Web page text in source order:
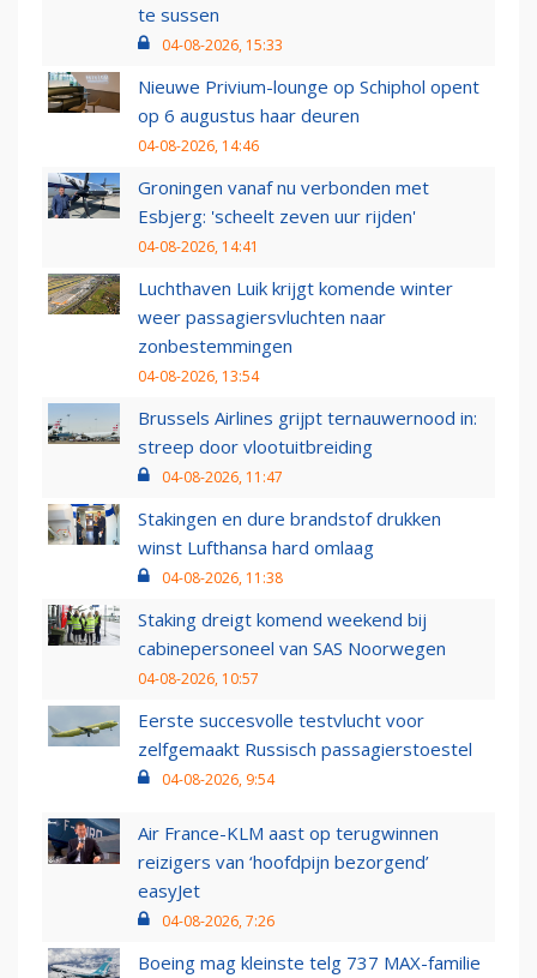
te sussen
04-08-2026, 15:33
Nieuwe Privium-lounge op Schiphol opent
op 6 augustus haar deuren
04-08-2026, 14:46
Groningen vanaf nu verbonden met
Esbjerg: 'scheelt zeven uur rijden'
04-08-2026, 14:41
Luchthaven Luik krijgt komende winter
weer passagiersvluchten naar
zonbestemmingen
04-08-2026, 13:54
Brussels Airlines grijpt ternauwernood in:
streep door vlootuitbreiding
04-08-2026, 11:47
Stakingen en dure brandstof drukken
winst Lufthansa hard omlaag
04-08-2026, 11:38
Staking dreigt komend weekend bij
cabinepersoneel van SAS Noorwegen
04-08-2026, 10:57
Eerste succesvolle testvlucht voor
zelfgemaakt Russisch passagierstoestel
04-08-2026, 9:54
Air France-KLM aast op terugwinnen
reizigers van ‘hoofdpijn bezorgend’
easyJet
04-08-2026, 7:26
Boeing mag kleinste telg 737 MAX-familie